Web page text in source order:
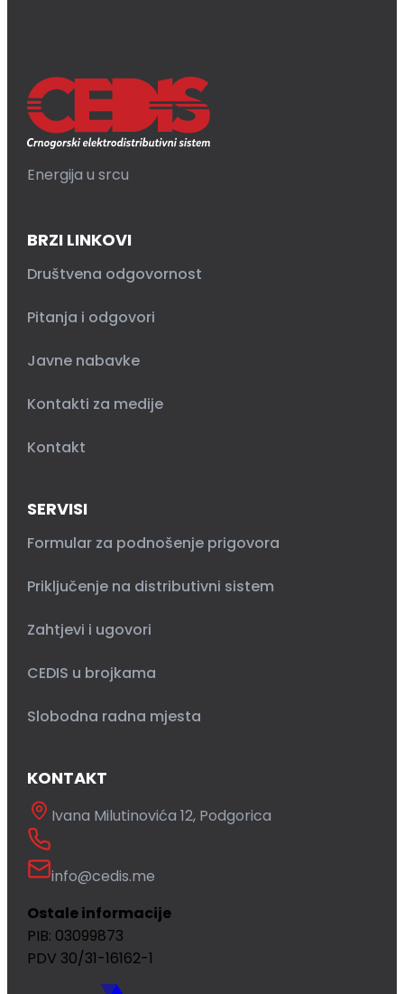
Energija u srcu
BRZI LINKOVI
Društvena odgovornost
Pitanja i odgovori
Javne nabavke
Kontakti za medije
Kontakt
SERVISI
Formular za podnošenje prigovora
Priključenje na distributivni sistem
Zahtjevi i ugovori
CEDIS u brojkama
Slobodna radna mjesta
KONTAKT
Ivana Milutinovića 12, Podgorica
info@cedis.me
Ostale informacije
PIB: 03099873
PDV 30/31-16162-1